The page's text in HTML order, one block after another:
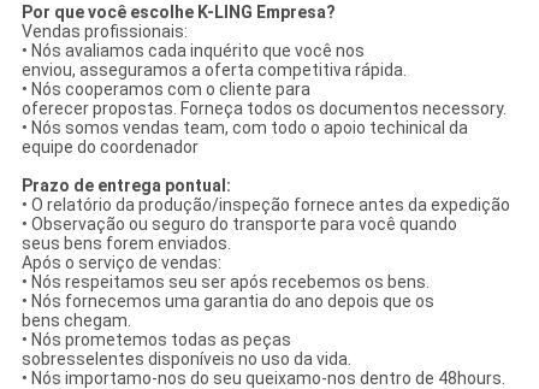
Por que você escolhe K-LING Empresa?
Vendas profissionais:
• Nós avaliamos cada inquérito que você nos
enviou, asseguramos a oferta competitiva rápida.
• Nós cooperamos com o cliente para
oferecer propostas. Forneça todos os documentos necessory.
• Nós somos vendas team, com todo o apoio techinical da
equipe do coordenador
Prazo de entrega pontual:
• O relatório da produção/inspeção fornece antes da expedição
• Observação ou seguro do transporte para você quando
seus bens forem enviados.
Após o serviço de vendas:
• Nós respeitamos seu ser após recebemos os bens.
• Nós fornecemos uma garantia do ano depois que os
bens chegam.
• Nós prometemos todas as peças
sobresselentes disponíveis no uso da vida.
• Nós importamo-nos do seu queixamo-nos dentro de 48hours.